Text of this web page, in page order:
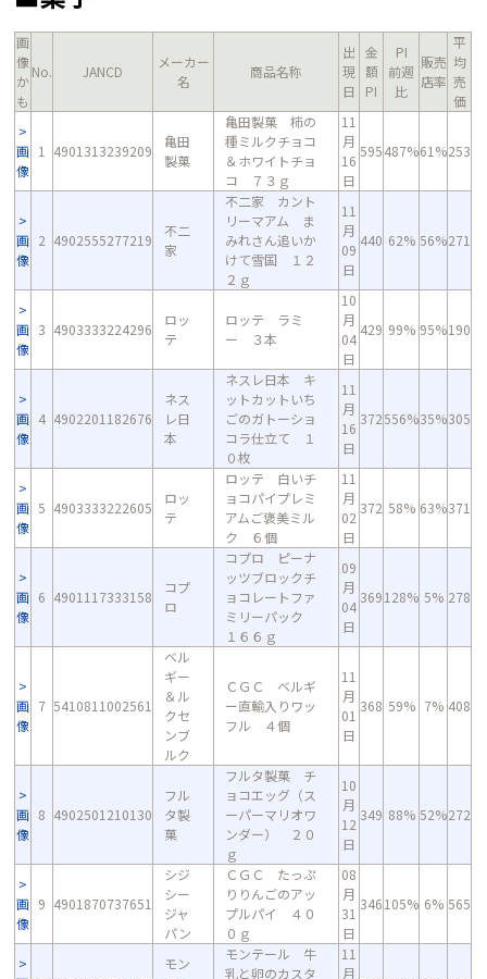
画
像
か
も
No. JANCD
メーカー
名
商品名称
出
現
日
金
額
PI
PI
前週
比
販売
店率
平
均
売
価
画
像
1 4901313239209
亀田
製菓
亀田製菓 柿の
種ミルクチョコ
＆ホワイトチョ
コ ７３ｇ
11
月
16
日
595487%61%253
画
像
2 4902555277219
不二
家
不二家 カント
リーマアム ま
みれさん追いか
けて雪国 １２
２ｇ
11
月
09
日
440 62% 56%271
画
像
3 4903333224296
ロッ
テ
ロッテ ラミ
ー ３本
10
月
04
日
429 99% 95%190
画
像
4 4902201182676
ネス
レ日
本
ネスレ日本 キ
ットカットいち
ごのガトーショ
コラ仕立て １
０枚
11
月
16
日
372556%35%305
画
像
5 4903333222605
ロッ
テ
ロッテ 白いチ
ョコパイプレミ
アムご褒美ミル
ク ６個
11
月
02
日
372 58% 63%371
画
像
6 4901117333158
コプ
ロ
コプロ ピーナ
ッツブロックチ
ョコレートファ
ミリーパック
１６６ｇ
09
月
04
日
369128% 5% 278
画
像
7 5410811002561
ベル
ギー
＆ル
クセ
ンブ
ルク
ＣＧＣ ベルギ
ー直輸入りワッ
フル ４個
11
月
01
日
368 59% 7% 408
画
像
8 4902501210130
フル
タ製
菓
フルタ製菓 チ
ョコエッグ（ス
ーパーマリオワ
ンダー） ２０
ｇ
10
月
12
日
349 88% 52%272
画
像
9 4901870737651
シジ
シー
ジャ
パン
ＣＧＣ たっぷ
りりんごのアッ
プルパイ ４０
０ｇ
08
月
31
日
346105% 6% 565
モン
モンテール 牛
乳と卵のカスタ
11
月